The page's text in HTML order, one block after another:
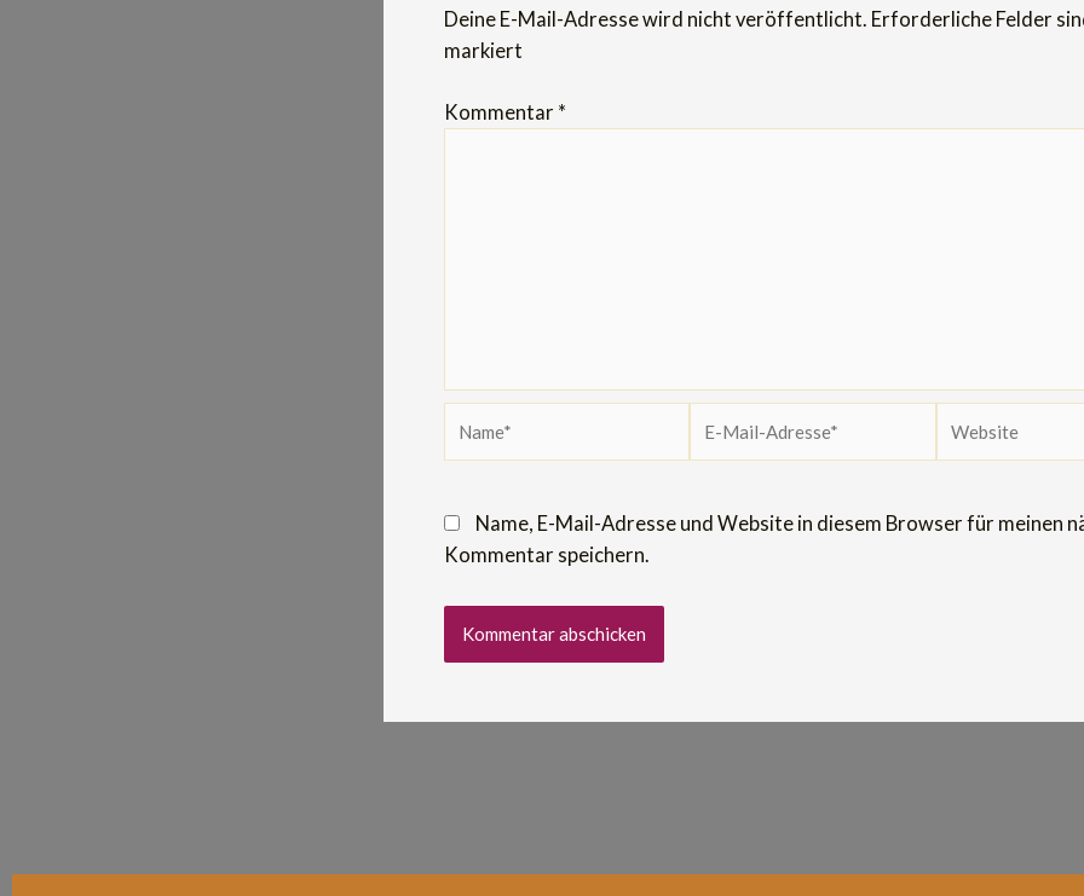
Deine E-Mail-Adresse wird nicht veröffentlicht. Erforderliche Felder
markiert
Kommentar *
Name, E-Mail-Adresse und Website in diesem Browser für meinen
Kommentar speichern.